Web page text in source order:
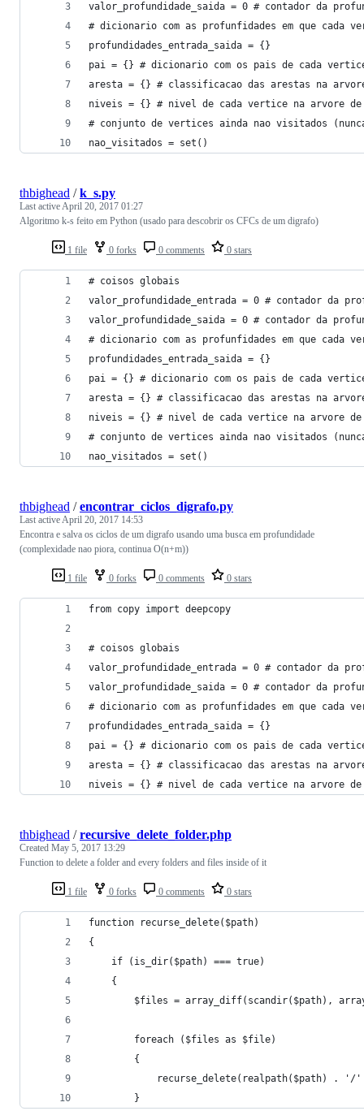
valor_profundidade_saida = 0 # contador da
# dicionario com as profunfidades em que cada
profundidades_entrada_saida = {}
pai = {} # dicionario com os pais de cada vertice
aresta = {} # classificacao das arestas na
niveis = {} # nivel de cada vertice na arvore de
# conjunto de vertices ainda nao visitados
nao_visitados = set()
1 file 0 forks 0 comments 0 stars
thbighead /k_s.py
Last activeApril 20, 2017 01:27
Algoritmo k-s feito em Python (usado para descobrir os CFCs de um digrafo)
# coisos globais
valor_profundidade_entrada = 0 # contador da
valor_profundidade_saida = 0 # contador da
# dicionario com as profunfidades em que cada
profundidades_entrada_saida = {}
pai = {} # dicionario com os pais de cada vertice
aresta = {} # classificacao das arestas na
niveis = {} # nivel de cada vertice na arvore de
# conjunto de vertices ainda nao visitados
nao_visitados = set()
1 file 0 forks 0 comments 0 stars
thbighead /encontrar_ciclos_digrafo.py
Last activeApril 20, 2017 14:53
Encontra e salva os ciclos de um digrafo usando uma busca em profundidade
(complexidade nao piora, continua O(n+m))
from copy import deepcopy
# coisos globais
valor_profundidade_entrada = 0 # contador da
valor_profundidade_saida = 0 # contador da
# dicionario com as profunfidades em que cada
profundidades_entrada_saida = {}
pai = {} # dicionario com os pais de cada vertice
aresta = {} # classificacao das arestas na
niveis = {} # nivel de cada vertice na arvore de
1 file 0 forks 0 comments 0 stars
thbighead /recursive_delete_folder.php
Created May 5, 2017 13:29
Function to delete a folder and every folders and files inside of it
function recurse_delete($path)
{
    if (is_dir($path) === true)
    {
$files = array_diff(scandir($path),
        foreach ($files as $file)
        {
recurse_delete(realpath($path) . '/
        }